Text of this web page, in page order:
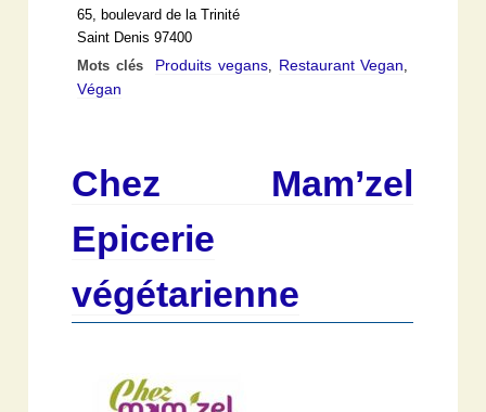
65, boulevard de la Trinité
Saint Denis 97400
Mots clés
Produits vegans, Restaurant Vegan,
Végan
Chez Mam’zel
Epicerie
végétarienne